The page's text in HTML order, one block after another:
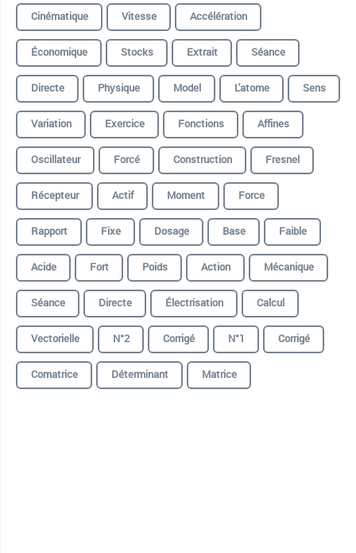
Cinématique
Vitesse
Accélération
Économique
Stocks Extrait
Séance
Directe
Physique Model L'atome
Sens
Variation
Exercice Fonctions
Affines
Oscillateur
Forcé Construction
Fresnel
Récepteur
Actif Moment
Force
Rapport
Fixe Dosage Base
Faible
Acide
Fort Poids Action
Mécanique
Séance
Directe Électrisation
Calcul
Vectorielle
N°2 Corrigé N°1
Corrigé
Comatrice
Déterminant Matrice